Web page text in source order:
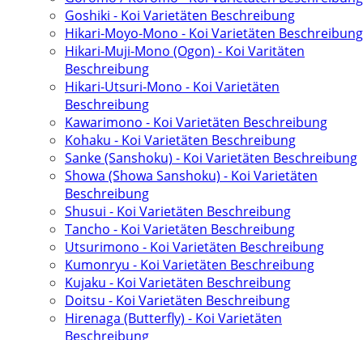
Goshiki - Koi Varietäten Beschreibung
Hikari-Moyo-Mono - Koi Varietäten Beschreibung
Hikari-Muji-Mono (Ogon) - Koi Varitäten
Beschreibung
Hikari-Utsuri-Mono - Koi Varietäten
Beschreibung
Kawarimono - Koi Varietäten Beschreibung
Kohaku - Koi Varietäten Beschreibung
Sanke (Sanshoku) - Koi Varietäten Beschreibung
Showa (Showa Sanshoku) - Koi Varietäten
Beschreibung
Shusui - Koi Varietäten Beschreibung
Tancho - Koi Varietäten Beschreibung
Utsurimono - Koi Varietäten Beschreibung
Kumonryu - Koi Varietäten Beschreibung
Kujaku - Koi Varietäten Beschreibung
Doitsu - Koi Varietäten Beschreibung
Hirenaga (Butterfly) - Koi Varietäten
Beschreibung